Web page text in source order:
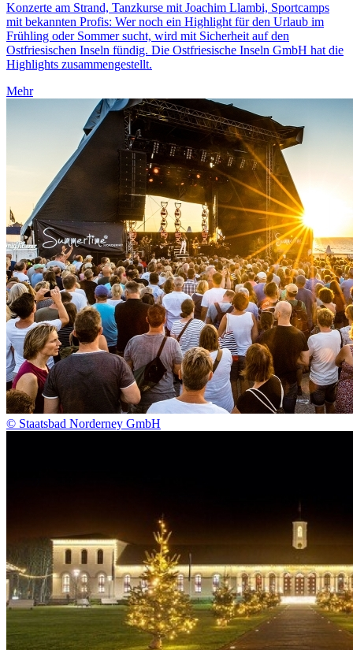
Konzerte am Strand, Tanzkurse mit Joachim Llambi, Sportcamps
mit bekannten Profis: Wer noch ein Highlight für den Urlaub im
Frühling oder Sommer sucht, wird mit Sicherheit auf den
Ostfriesischen Inseln fündig. Die Ostfriesische Inseln GmbH hat die
Highlights zusammengestellt.
Mehr
© Staatsbad Norderney GmbH